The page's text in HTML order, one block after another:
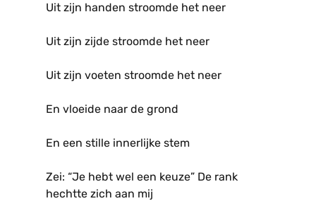
Uit zijn handen stroomde het neer
Uit zijn zijde stroomde het neer
Uit zijn voeten stroomde het neer
En vloeide naar de grond
En een stille innerlijke stem
Zei: “Je hebt wel een keuze” De rank
hechtte zich aan mij